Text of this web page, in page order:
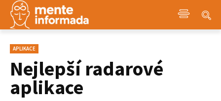
APLIKACE
Nejlepší radarové
aplikace